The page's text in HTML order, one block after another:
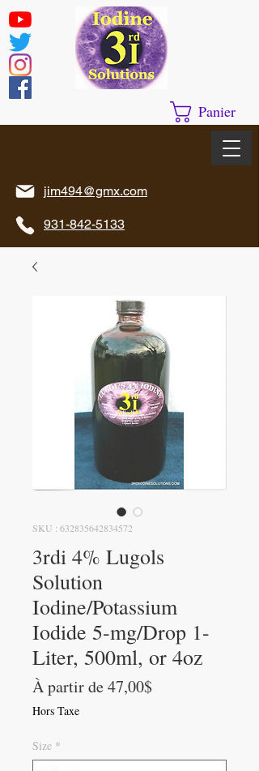
jim494@gmx.com
931-842-5133
Panier
SKU : 632835642834572
3rdi 4% Lugols
Solution
Iodine/Potassium
Iodide 5-mg/Drop 1-
Liter, 500ml, or 4oz
À partir de47,00$
Hors Taxe
Size *